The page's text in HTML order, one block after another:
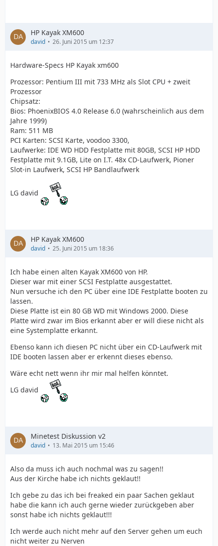
HP Kayak XM600
david 26. Juni 2015 um 12:37
Hardware-Specs HP Kayak xm600
Prozessor: Pentium III mit 733 MHz als Slot CPU + zweit
Prozessor
Chipsatz:
Bios: PhoenixBIOS 4.0 Release 6.0 (wahrscheinlich aus dem
Jahre 1999)
Ram: 511 MB
PCI Karten: SCSI Karte, voodoo 3300,
Laufwerke: IDE WD HDD Festplatte mit 80GB, SCSI HP HDD
Festplatte mit 9.1GB, Lite on I.T. 48x CD-Laufwerk, Pioner
Slot-in Laufwerk, SCSI HP Bandlaufwerk
LG david
HP Kayak XM600
david 25. Juni 2015 um 18:36
Ich habe einen alten Kayak XM600 von HP.
Dieser war mit einer SCSI Festplatte ausgestattet.
Nun versuche ich den PC über eine IDE Festplatte booten zu
lassen.
Diese Platte ist ein 80 GB WD mit Windows 2000. Diese
Platte wird zwar im Bios erkannt aber er will diese nicht als
eine Systemplatte erkannt.
Ebenso kann ich diesen PC nicht über ein CD-Laufwerk mit
IDE booten lassen aber er erkennt dieses ebenso.
Wäre echt nett wenn ihr mir mal helfen könntet.
LG david
Minetest Diskussion v2
david 13. Mai 2015 um 15:46
Also da muss ich auch nochmal was zu sagen!!
Aus der Kirche habe ich nichts geklaut!!
Ich gebe zu das ich bei freaked ein paar Sachen geklaut
habe die kann ich auch gerne wieder zurückgeben aber
sonst habe ich nichts geklaut!!!
Ich werde auch nicht mehr auf den Server gehen um euch
nicht weiter zu Nerven